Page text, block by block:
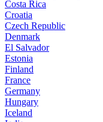
Costa Rica
Croatia
Czech Republic
Denmark
El Salvador
Estonia
Finland
France
Germany
Hungary
Iceland